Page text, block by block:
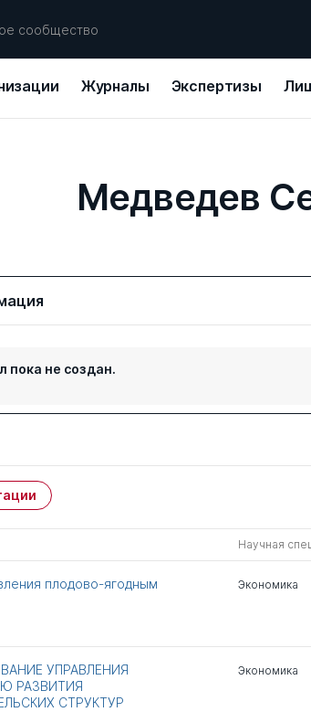
сообщество
Журналы Экспертизы
Медведев
пока не создан.
Научная
плодово-ягодным
Экономика
УПРАВЛЕНИЯ
РАЗВИТИЯ
СТРУКТУР
Экономика